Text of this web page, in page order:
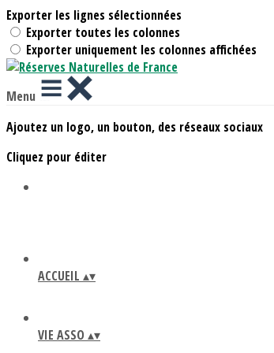
Exporter les lignes sélectionnées
Exporter toutes les colonnes
Exporter uniquement les colonnes affichées
Menu
Ajoutez un logo, un bouton, des réseaux sociaux
Cliquez pour éditer
ACCUEIL ▴▾
VIE ASSO ▴▾